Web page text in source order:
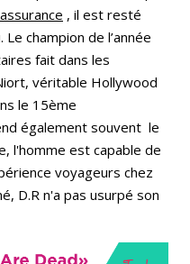
, il est resté
champion de l’année
fait dans les
véritable Hollywood
le 15ème
également souvent le
l'homme est capable de
voyageurs chez
D.R n'a pas usurpé son